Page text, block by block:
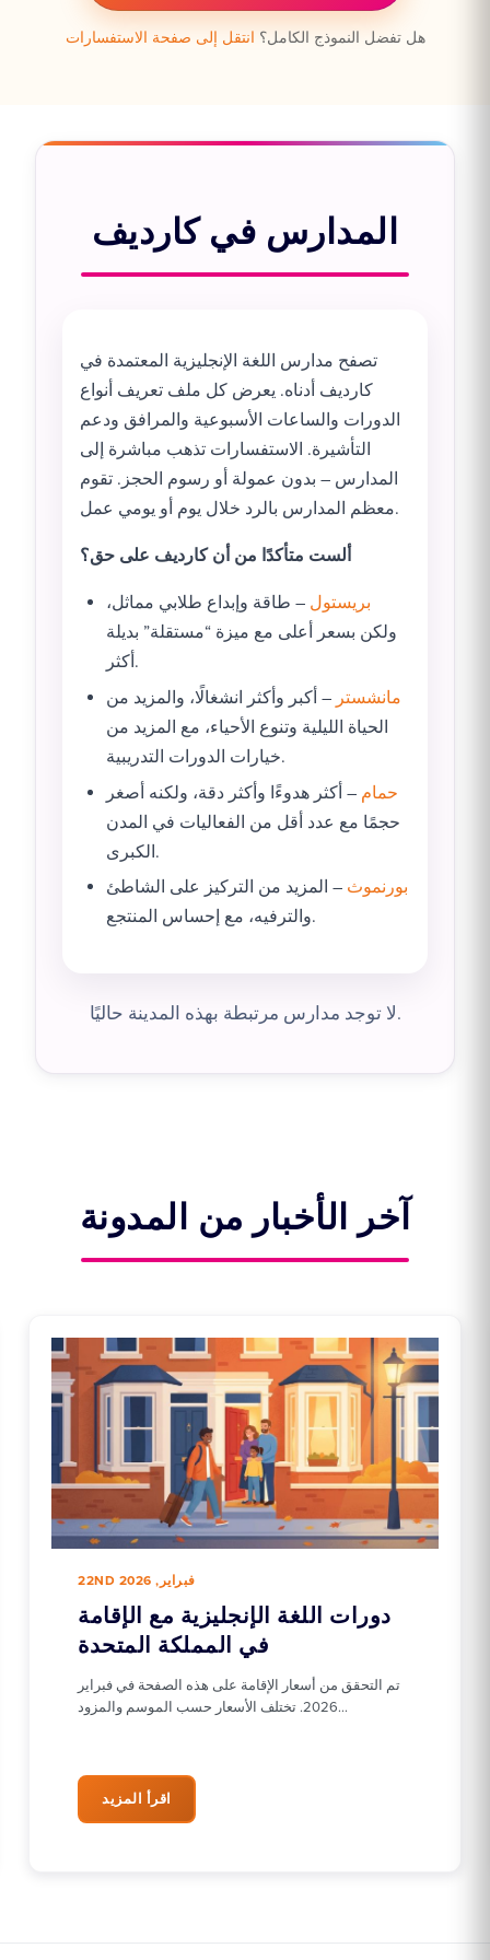
هل تفضل النموذج الكامل؟ انتقل إلى صفحة الاستفسارات
المدارس في كارديف
تصفح مدارس اللغة الإنجليزية المعتمدة في
كارديف أدناه. يعرض كل ملف تعريف أنواع
الدورات والساعات الأسبوعية والمرافق ودعم
التأشيرة. الاستفسارات تذهب مباشرة إلى
المدارس – بدون عمولة أو رسوم الحجز. تقوم
معظم المدارس بالرد خلال يوم أو يومي عمل.
ألست متأكدًا من أن كارديف على حق؟
بريستول – طاقة وإبداع طلابي مماثل،
ولكن بسعر أعلى مع ميزة “مستقلة” بديلة
أكثر.
مانشستر – أكبر وأكثر انشغالًا، والمزيد من
الحياة الليلية وتنوع الأحياء، مع المزيد من
خيارات الدورات التدريبية.
حمام – أكثر هدوءًا وأكثر دقة، ولكنه أصغر
حجمًا مع عدد أقل من الفعاليات في المدن
الكبرى.
بورنموث – المزيد من التركيز على الشاطئ
والترفيه، مع إحساس المنتجع.
لا توجد مدارس مرتبطة بهذه المدينة حاليًا.
آخر الأخبار من المدونة
22ND فبراير, 2026
دورات اللغة الإنجليزية مع الإقامة
في المملكة المتحدة
تم التحقق من أسعار الإقامة على هذه الصفحة في فبراير
2026. تختلف الأسعار حسب الموسم والمزود…
اقرأ المزيد